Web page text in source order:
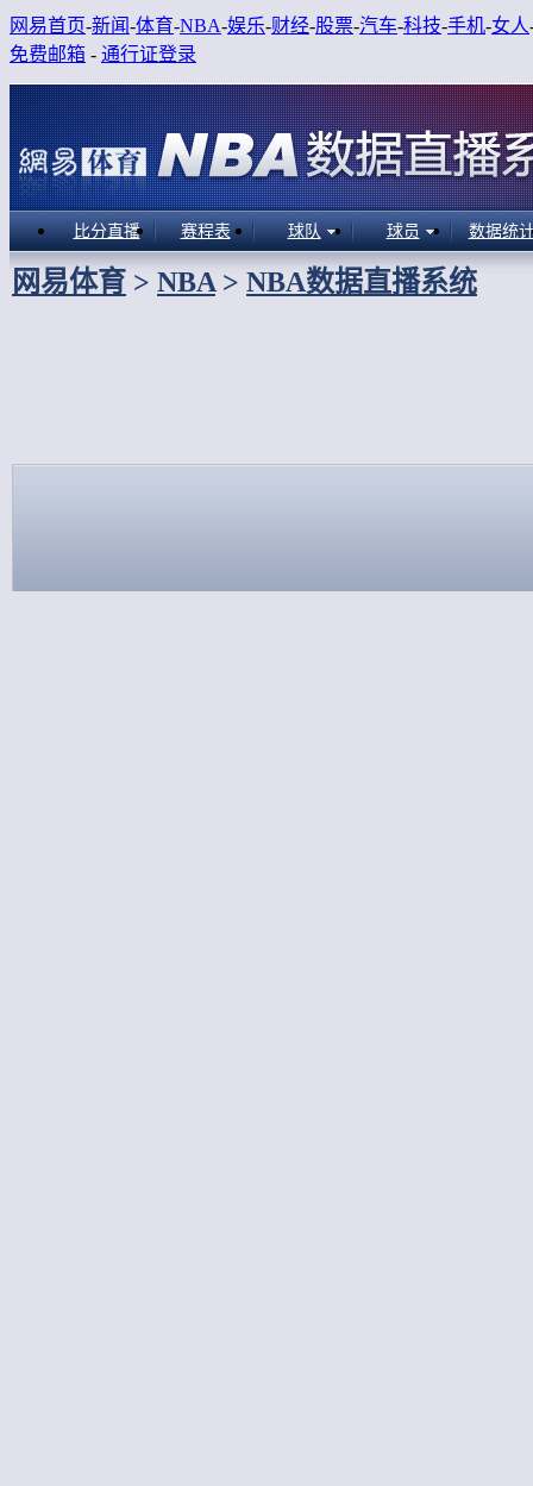
网易首页-新闻-体育-NBA-娱乐-财经-股票-汽车-科技-手机-女人
免费邮箱 - 通行证登录
比分直播 赛程表 球队 球员 数据统
网易体育 > NBA > NBA数据直播系统